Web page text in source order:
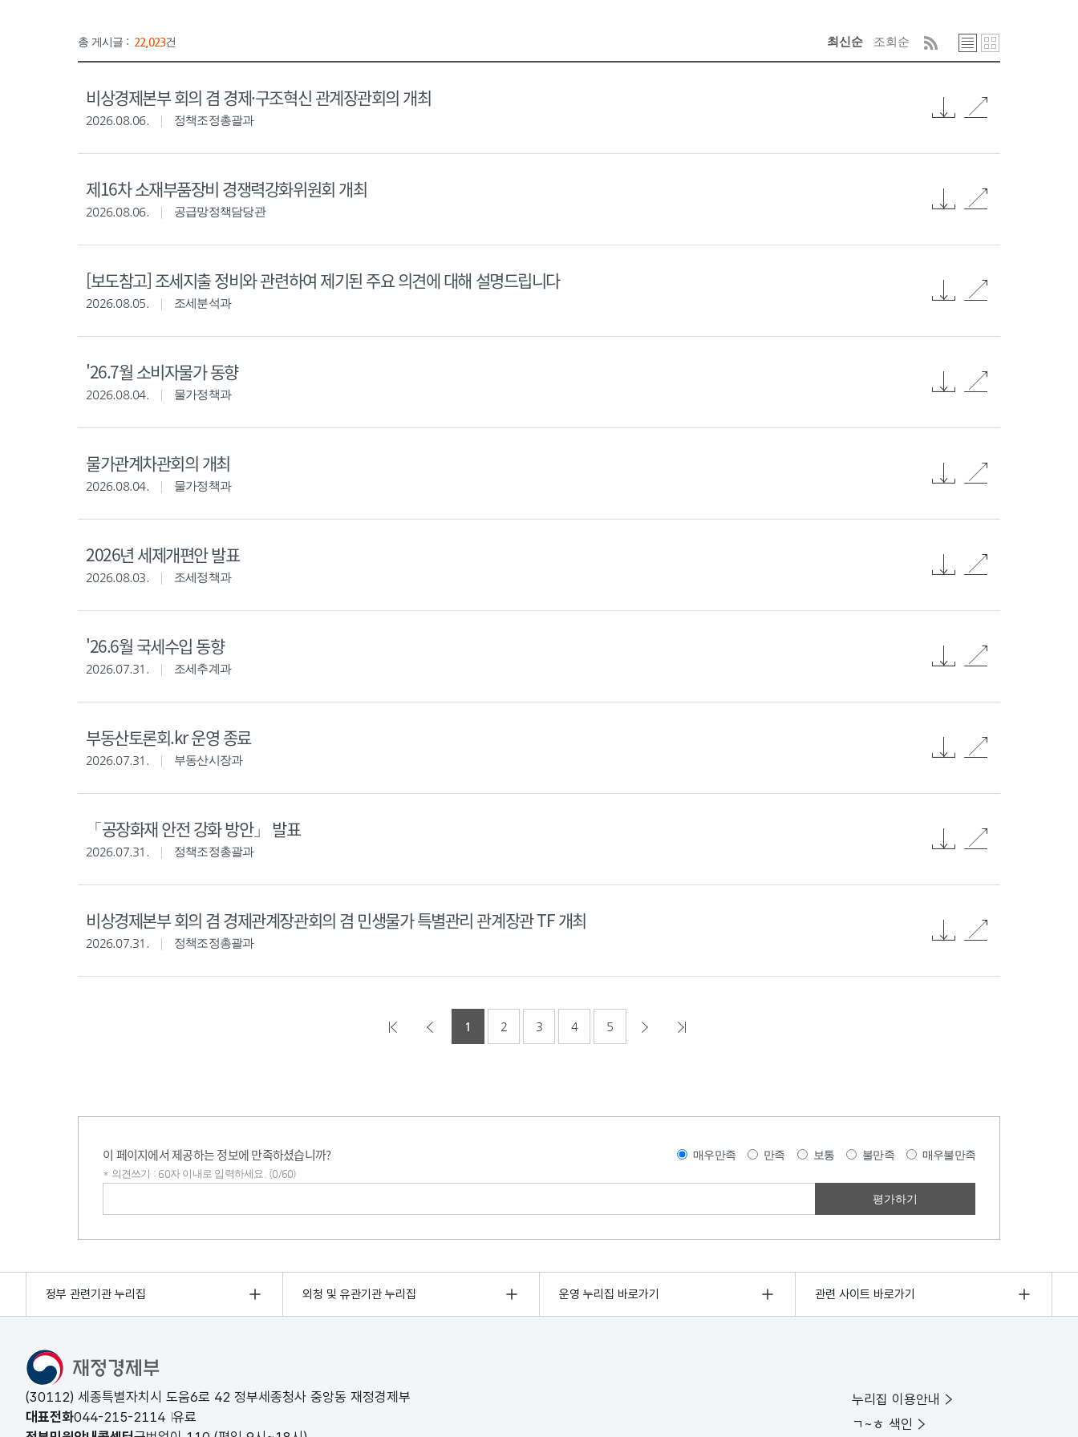
총 게시글 : 22,023건 최신순 조회순
비상경제본부 회의 겸 경제·구조혁신 관계장관회의 개최
2026.08.06. 정책조정총괄과
제16차 소재부품장비 경쟁력강화위원회 개최
2026.08.06. 공급망정책담당관
[보도참고] 조세지출 정비와 관련하여 제기된 주요 의견에 대해 설명드립니다
2026.08.05. 조세분석과
'26.7월 소비자물가 동향
2026.08.04. 물가정책과
물가관계차관회의 개최
2026.08.04. 물가정책과
2026년 세제개편안 발표
2026.08.03. 조세정책과
'26.6월 국세수입 동향
2026.07.31. 조세추계과
부동산토론회.kr 운영 종료
2026.07.31. 부동산시장과
「공장화재 안전 강화 방안」 발표
2026.07.31. 정책조정총괄과
비상경제본부 회의 겸 경제관계장관회의 겸 민생물가 특별관리 관계장관 TF 개최
2026.07.31. 정책조정총괄과
1 2 3 4 5
이 페이지에서 제공하는 정보에 만족하셨습니까? 매우만족 만족 보통 불만족 매우불만족
* 의견쓰기 : 60자 이내로 입력하세요. (0/60)
정부 관련기관 누리집 외청 및 유관기관 누리집 운영 누리집 바로가기 관련 사이트 바로가기
(30112) 세종특별자치시 도움6로 42 정부세종청사 중앙동 재정경제부
대표전화044-215-2114 유료
누리집 이용안내
ㄱ~ㅎ 색인